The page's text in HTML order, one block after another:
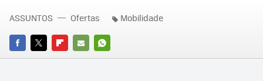
FACEBOOK
TWITTERFLIPBOARD
E-
WHATSAPP
ASSUNTOS Ofertas Mobilidade